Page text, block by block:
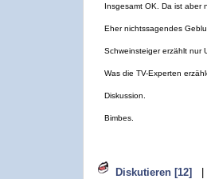
Insgesamt OK. Da ist aber
Eher nichtssagendes
Schweinsteiger erzählt nur
Was die TV-Experten
Diskussion.
Bimbes.
Diskutieren [12]